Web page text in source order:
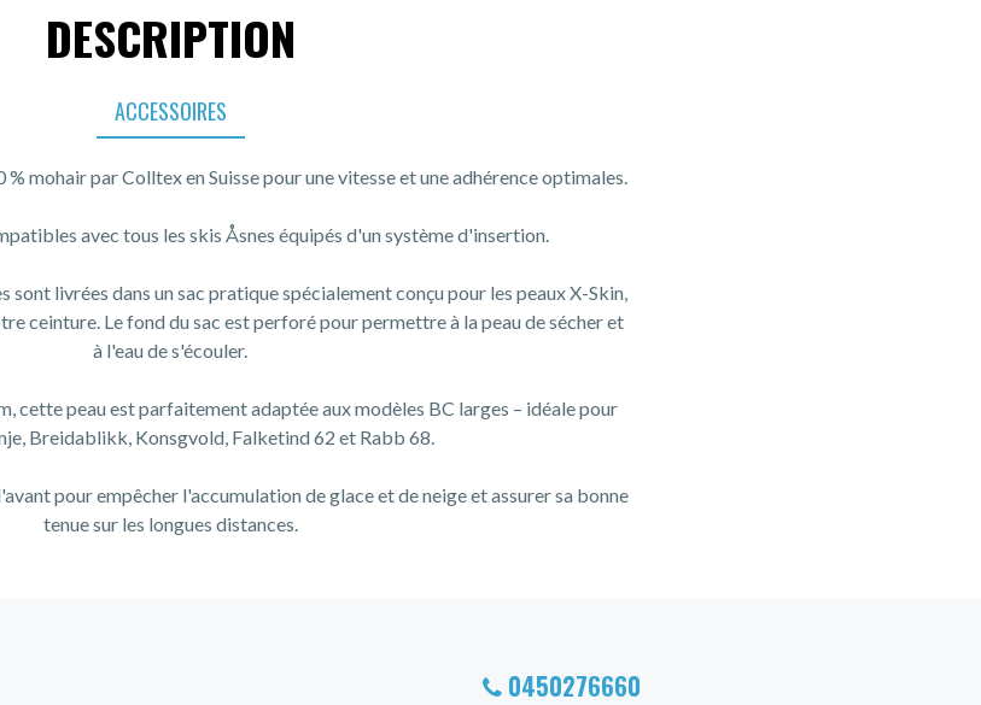
DESCRIPTION
ACCESSOIRES
mohair par Colltex en Suisse pour une vitesse et une adhérence optimales.
avec tous les skis Åsnes équipés d'un système d'insertion.
sont livrées dans un sac pratique spécialement conçu pour les peaux X-Skin,
ceinture. Le fond du sac est perforé pour permettre à la peau de sécher et
à l'eau de s'écouler.
cette peau est parfaitement adaptée aux modèles BC larges – idéale pour
Breidablikk, Konsgvold, Falketind 62 et Rabb 68.
pour empêcher l'accumulation de glace et de neige et assurer sa bonne
tenue sur les longues distances.
0450276660